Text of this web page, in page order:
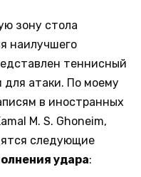
зону стола
наилучшего
теннисный
атаки. По моему
в иностранных
M. S. Ghoneim,
следующие
удара: